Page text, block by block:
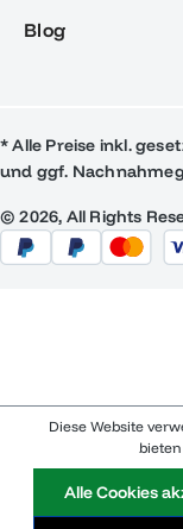
Blog
* Alle Preise inkl.
und ggf.
© 2026, All Rights
Diese Website
Alle Cookies